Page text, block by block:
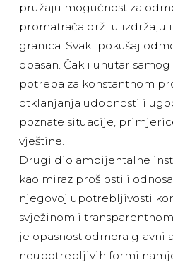
pružaju mogućnost za
promatrača drži u izdržaju
granica. Svaki pokušaj
opasan. Čak i unutar
potreba za konstantnom
otklanjanja udobnosti i
poznate situacije,
vještine.
Drugi dio ambijentalne
kao miraz prošlosti i
njegovoj upotrebljivosti
svježinom i
je opasnost odmora glavni
neupotrebljivih formi